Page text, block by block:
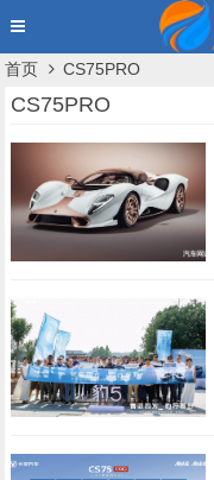
首页 CS75PRO
CS75PRO